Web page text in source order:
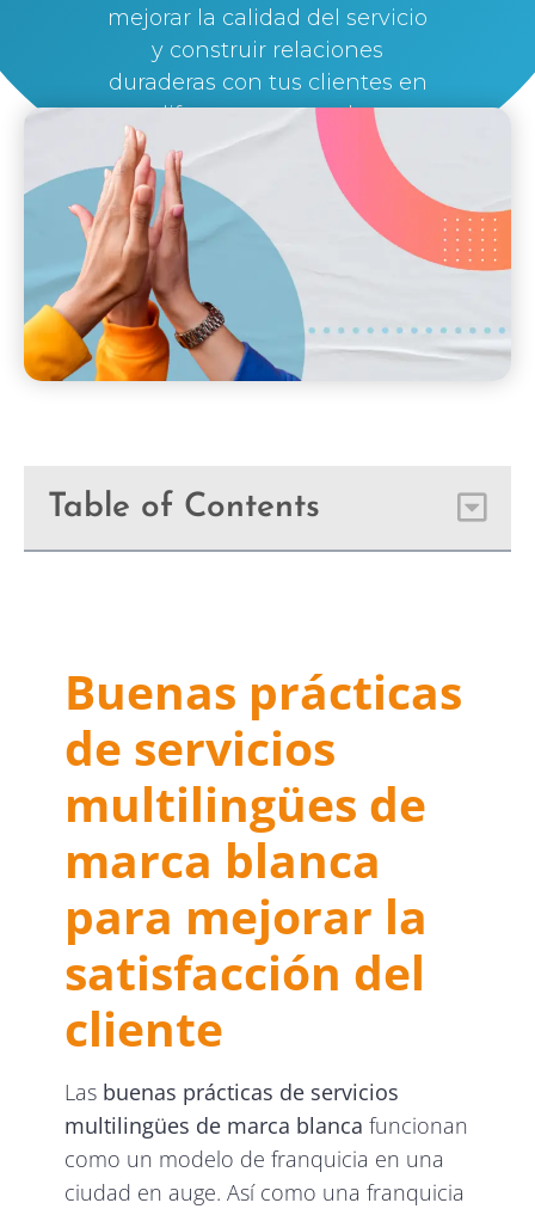
mejorar la calidad del servicio
y construir relaciones
duraderas con tus clientes en
diferentes mercados.
Silvi Nunez
Table of Contents
Buenas prácticas
de servicios
multilingües de
marca blanca
para mejorar la
satisfacción del
cliente
Las buenas prácticas de servicios
multilingües de marca blanca funcionan
como un modelo de franquicia en una
ciudad en auge. Así como una franquicia